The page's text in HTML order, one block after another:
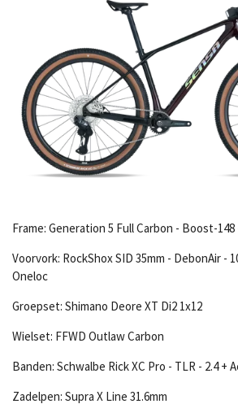
Frame: Generation 5 Full Carbon - Boost-
Voorvork: RockShox SID 35mm - DebonAir -
Oneloc
Groepset: Shimano Deore XT Di2 1x12
Wielset: FFWD Outlaw Carbon
Banden: Schwalbe Rick XC Pro - TLR - 2.4 +
Zadelpen: Supra X Line 31.6mm